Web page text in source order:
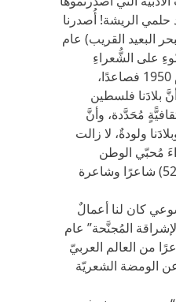
الريشة! أُصدرنا
البعيد القريب) عام
على الشُّعراءِ
المحلِّيِّين من مواليد عام 1950 فصاعدًا،
بلادَنا فلسطين
مُحَدَّدة، وأنَّ
ولودةٌ، لا زالت
مُحبّي الوطن
والعربيّة. يضمُّ الكتابُ (52) شاعرًا وشاعرة
كان لنا أعمالٌ
المُجنَّحة” عام
(131) شاعرًا من العالم العربيّ
الومضة الشعريّة